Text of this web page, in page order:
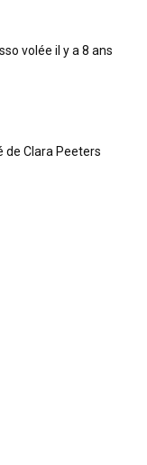
volée il y a 8 ans
de Clara Peeters